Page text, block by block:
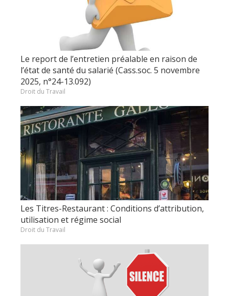
Le report de l’entretien préalable en raison de
l’état de santé du salarié (Cass.soc. 5 novembre
2025, n°24-13.092)
Droit du Travail
Les Titres-Restaurant : Conditions d’attribution,
utilisation et régime social
Droit du Travail